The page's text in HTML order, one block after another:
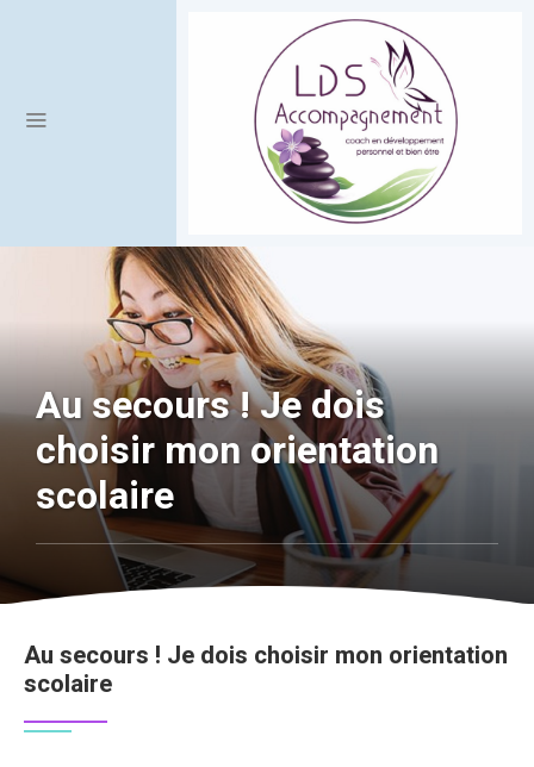
Au secours ! Je dois
choisir mon orientation
scolaire
Au secours ! Je dois choisir mon orientation
scolaire